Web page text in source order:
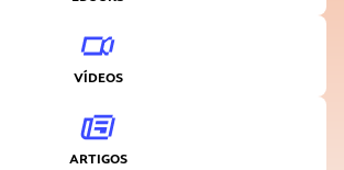
VÍDEOS
ARTIGOS